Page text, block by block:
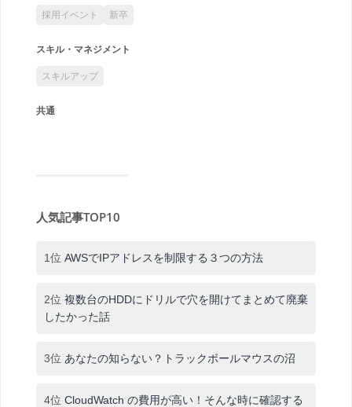
採用イベント 新卒
スキル・マネジメント
スキルアップ
共通
人気記事TOP10
1位 AWSでIPアドレスを制限する３つの方法
2位 複数台のHDDにドリルで穴を開けてまとめて廃棄
したかった話
3位 あなたの知らない？トラックボールマウスの沼
4位 CloudWatch の費用が高い！そんな時に確認する